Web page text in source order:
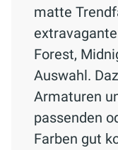
matte
Forest,
Auswahl.
Armaturen
passenden
Farben gut